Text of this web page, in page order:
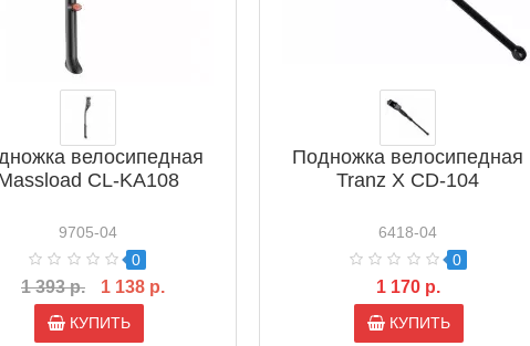
велосипедная
CL-KA108
9705-04
0
1 393 р. 1 138 р.
КУПИТЬ
Подножка велосипедная
Tranz X CD-104
6418-04
0
1 170 р.
КУПИТЬ